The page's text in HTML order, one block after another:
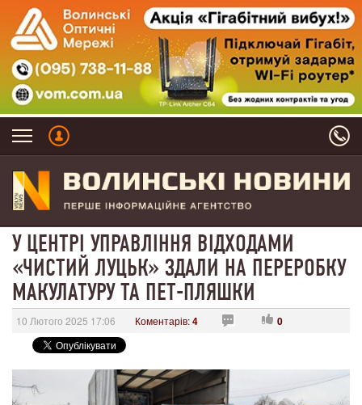
У ЦЕНТРІ УПРАВЛІННЯ ВІДХОДАМИ
«ЧИСТИЙ ЛУЦЬК» ЗДАЛИ НА ПЕРЕРОБКУ
МАКУЛАТУРУ ТА ПЕТ-ПЛЯШКИ
10 Лютого 2025 17:06 Коментарів:4 0